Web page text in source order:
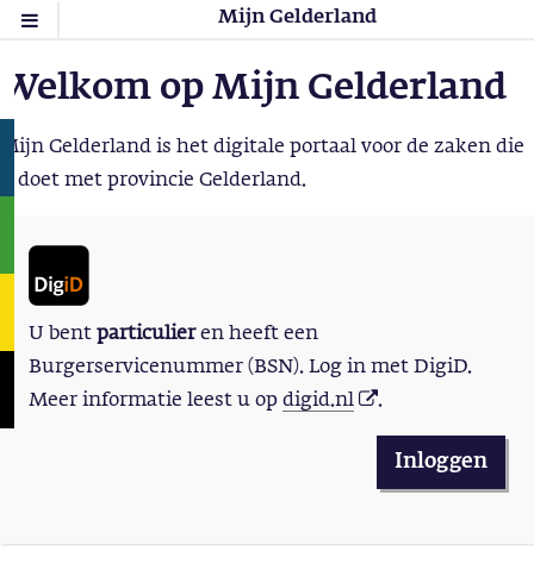
Mijn Gelderland
Welkom op Mijn Gelderland
Mijn Gelderland is het digitale portaal voor de zaken die
u doet met provincie Gelderland.
U bent particulieren heeft een
Burgerservicenummer (BSN). Log in met DigiD.
Meer informatie leest u op digid.nl .
Inloggen